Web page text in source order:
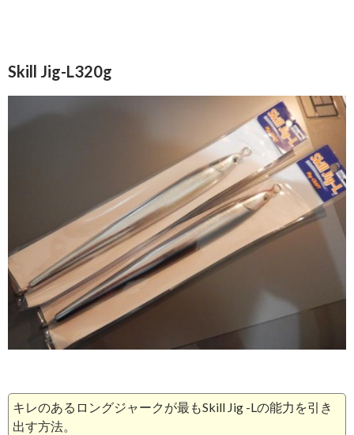
Skill Jig-L320g
キレのあるロングジャークが最もSkill Jig -Lの能力を引き
出す方法。